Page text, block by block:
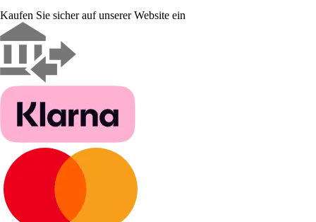
Kaufen Sie sicher auf unserer Website ein